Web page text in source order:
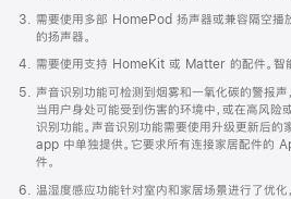
需要使用多部 HomePod 扬声器或兼容隔空播
的扬声器。
需要使用支持 HomeKit 或 Matter 的配件。智
声音识别功能可检测到烟雾和一氧化碳的警报声
当用户身处可能受到伤害的环境中，或在高风险
识别功能。声音识别功能需要使用升级更新后的
app 中单独提供。它要求所有连接家居配件的
件。
温湿度感应功能针对室内和家居场景进行了优化